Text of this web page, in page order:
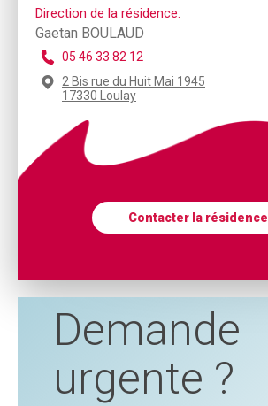
Direction de la résidence:
Gaetan BOULAUD
05 46 33 82 12
2 Bis rue du Huit Mai 1945
17330 Loulay
Contacter la résidence
Demande
urgente ?